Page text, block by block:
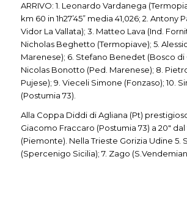
ARRIVO: 1. Leonardo Vardanega
km 60 in 1h27’45” media 41,026; 2. Antony
Vidor La Vallata); 3. Matteo Lava (Ind.
Nicholas Beghetto (Termopiave); 5.
Marenese); 6. Stefano Benedet (Bosco di
Nicolas Bonotto (Ped. Marenese); 8.
Pujese); 9. Vieceli Simone (Fonzaso); 10.
(Postumia 73).
Alla Coppa Diddi di Agliana (Pt)
Giacomo Fraccaro (Postumia 73) a 20″
(Piemonte). Nella Trieste Gorizia Udine 5.
(Spercenigo Sicilia); 7. Zago